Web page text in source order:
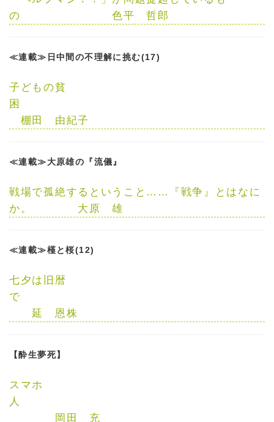
の
色平 哲郎
≪連載≫日中間の不理解に挑む(17)
子どもの貧
困
棚田 由紀子
≪連載≫大原雄の『流儀』
戦場で孤絶するということ……『戦争』とはなに
か。
大原 雄
≪連載≫槿と桜(12)
七夕は旧暦
で
延 恩株
【酔生夢死】
スマホ
人
岡田 充